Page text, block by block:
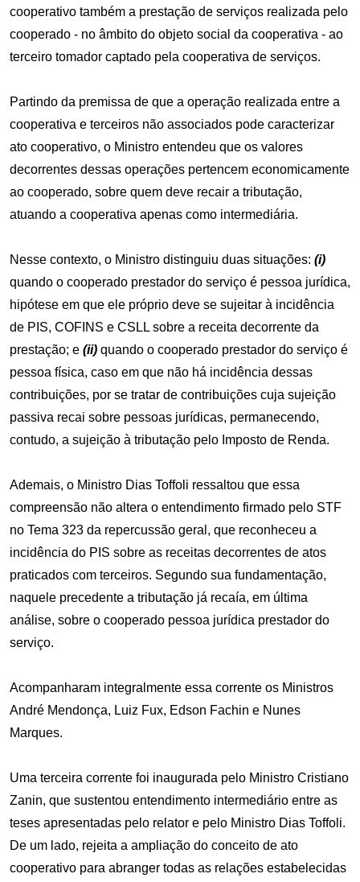
cooperativo também a prestação de serviços realizada pelo
cooperado - no âmbito do objeto social da cooperativa - ao
terceiro tomador captado pela cooperativa de serviços.
Partindo da premissa de que a operação realizada entre a
cooperativa e terceiros não associados pode caracterizar
ato cooperativo, o Ministro entendeu que os valores
decorrentes dessas operações pertencem economicamente
ao cooperado, sobre quem deve recair a tributação,
atuando a cooperativa apenas como intermediária.
Nesse contexto, o Ministro distinguiu duas situações: (i)
quando o cooperado prestador do serviço é pessoa jurídica,
hipótese em que ele próprio deve se sujeitar à incidência
de PIS, COFINS e CSLL sobre a receita decorrente da
prestação; e (ii) quando o cooperado prestador do serviço é
pessoa física, caso em que não há incidência dessas
contribuições, por se tratar de contribuições cuja sujeição
passiva recai sobre pessoas jurídicas, permanecendo,
contudo, a sujeição à tributação pelo Imposto de Renda.
Ademais, o Ministro Dias Toffoli ressaltou que essa
compreensão não altera o entendimento firmado pelo STF
no Tema 323 da repercussão geral, que reconheceu a
incidência do PIS sobre as receitas decorrentes de atos
praticados com terceiros. Segundo sua fundamentação,
naquele precedente a tributação já recaía, em última
análise, sobre o cooperado pessoa jurídica prestador do
serviço.
Acompanharam integralmente essa corrente os Ministros
André Mendonça, Luiz Fux, Edson Fachin e Nunes
Marques.
Uma terceira corrente foi inaugurada pelo Ministro Cristiano
Zanin, que sustentou entendimento intermediário entre as
teses apresentadas pelo relator e pelo Ministro Dias Toffoli.
De um lado, rejeita a ampliação do conceito de ato
cooperativo para abranger todas as relações estabelecidas